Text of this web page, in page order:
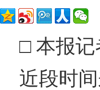
□ 本报
近段时